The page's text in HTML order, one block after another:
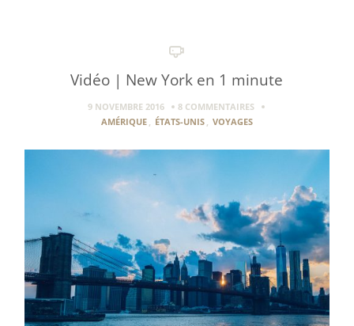
Vidéo | New York en 1 minute
9 NOVEMBRE 2016
8 COMMENTAIRES
AMÉRIQUE
ÉTATS-UNIS VOYAGES